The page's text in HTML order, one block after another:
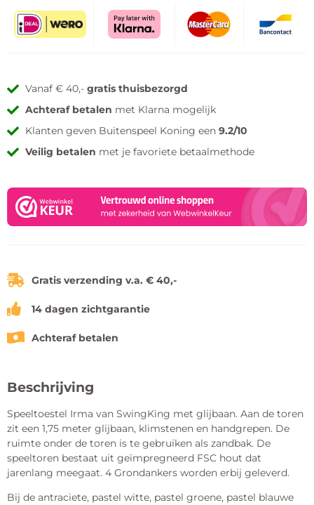
Vanaf € 40,-gratis thuisbezorgd
Achteraf betalen met Klarna mogelijk
Klanten geven Buitenspeel Koning een9.2/10
Veilig betalen met je favoriete betaalmethode
Gratis verzending v.a. € 40,-
14 dagen zichtgarantie
Achteraf betalen
Beschrijving
Speeltoestel Irma van SwingKing met glijbaan. Aan de toren
zit een 1,75 meter glijbaan, klimstenen en handgrepen. De
ruimte onder de toren is te gebruiken als zandbak. De
speeltoren bestaat uit geïmpregneerd FSC hout dat
jarenlang meegaat. 4 Grondankers worden erbij geleverd.
Bij de antraciete, pastel witte, pastel groene, pastel blauwe